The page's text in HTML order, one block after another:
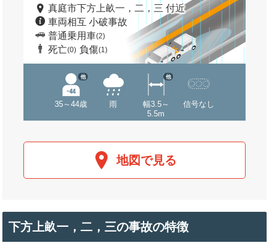
真庭市下方上畝一，二，三 付近
車両相互 小破事故
普通乗用車(2)
死亡(0) 負傷(1)
35～44歳
他
雨
幅3.5～
5.5m
他
信号なし
地図で見る
下方上畝一，二，三の事故の特徴